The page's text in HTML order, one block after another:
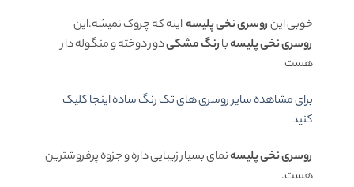
خوبی اینروسری نخی پلیسهاینه که چروک نمیشه.این
روسری نخی پلیسهبارنگ مشکیدور دوخته و منگوله دار
هست
برای مشاهده سایر روسری های تک رنگ ساده اینجا کلیک
کنید
روسری نخی پلیسهنمای بسیار زیبایی داره و جزوه پرفروشترین
هست.